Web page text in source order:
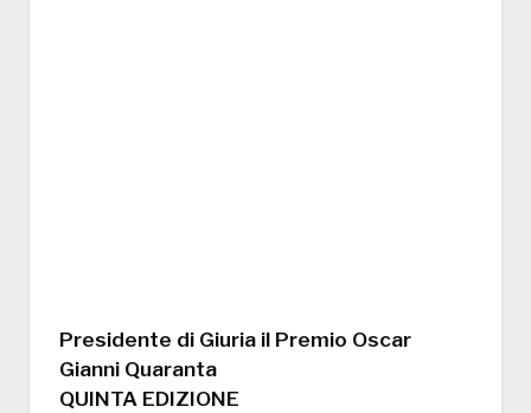
Presidente di Giuria il Premio Oscar
Gianni Quaranta
QUINTA EDIZIONE